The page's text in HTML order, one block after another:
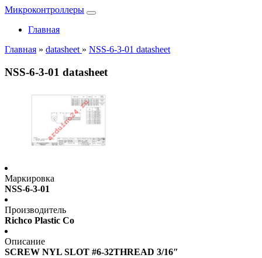
Микроконтроллеры
Главная
Главная » datasheet » NSS-6-3-01 datasheet
NSS-6-3-01 datasheet
Маркировка
NSS-6-3-01
Производитель
Richco Plastic Co
Описание
SCREW NYL SLOT #6-32THREAD 3/16″